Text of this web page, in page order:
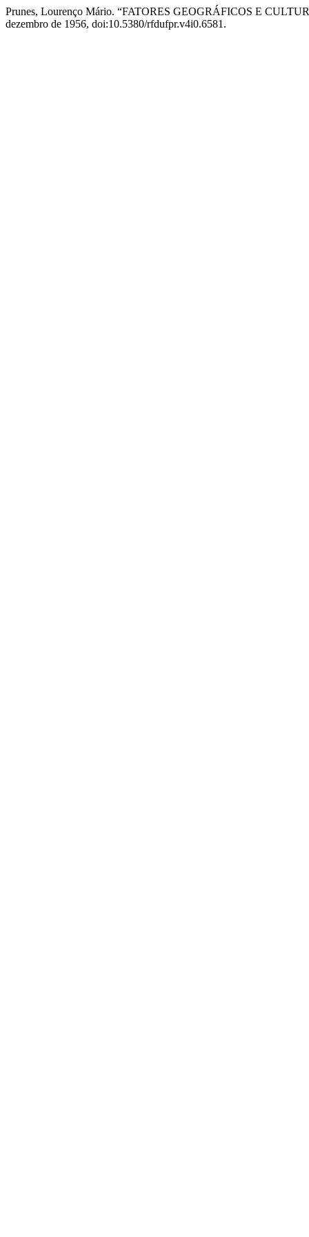
Prunes, Lourenço Mário. “FATORES GEOGRÁFICOS E
dezembro de 1956, doi:10.5380/rfdufpr.v4i0.6581.